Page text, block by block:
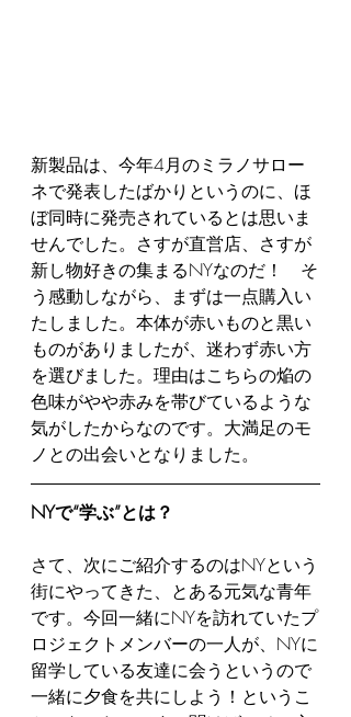
新製品は、今年4月のミラノサロー
ネで発表したばかりというのに、ほ
ぼ同時に発売されているとは思いま
せんでした。さすが直営店、さすが
新し物好きの集まるNYなのだ！　そ
う感動しながら、まずは一点購入い
たしました。本体が赤いものと黒い
ものがありましたが、迷わず赤い方
を選びました。理由はこちらの焔の
色味がやや赤みを帯びているような
気がしたからなのです。大満足のモ
ノとの出会いとなりました。
NYで“学ぶ”とは？
さて、次にご紹介するのはNYという
街にやってきた、とある元気な青年
です。今回一緒にNYを訪れていたプ
ロジェクトメンバーの一人が、NYに
留学している友達に会うというので
一緒に夕食を共にしよう！というこ